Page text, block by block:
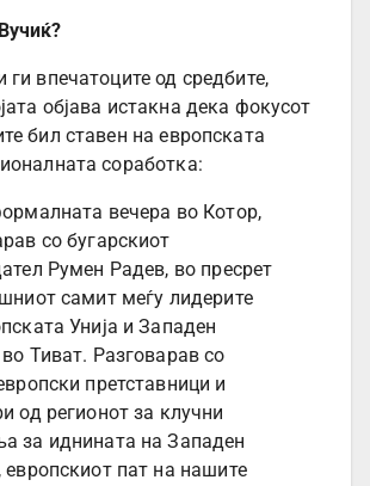
ги впечатоците од средбите,
објава истакна дека фокусот
бил ставен на европската
соработка:
вечера во Котор,
со бугарскиот
Румен Радев, во пресрет
самит меѓу лидерите
Унија и Западен
Тиват. Разговарав со
претставници и
од регионот за клучни
за иднината на Западен
европскиот пат на нашите